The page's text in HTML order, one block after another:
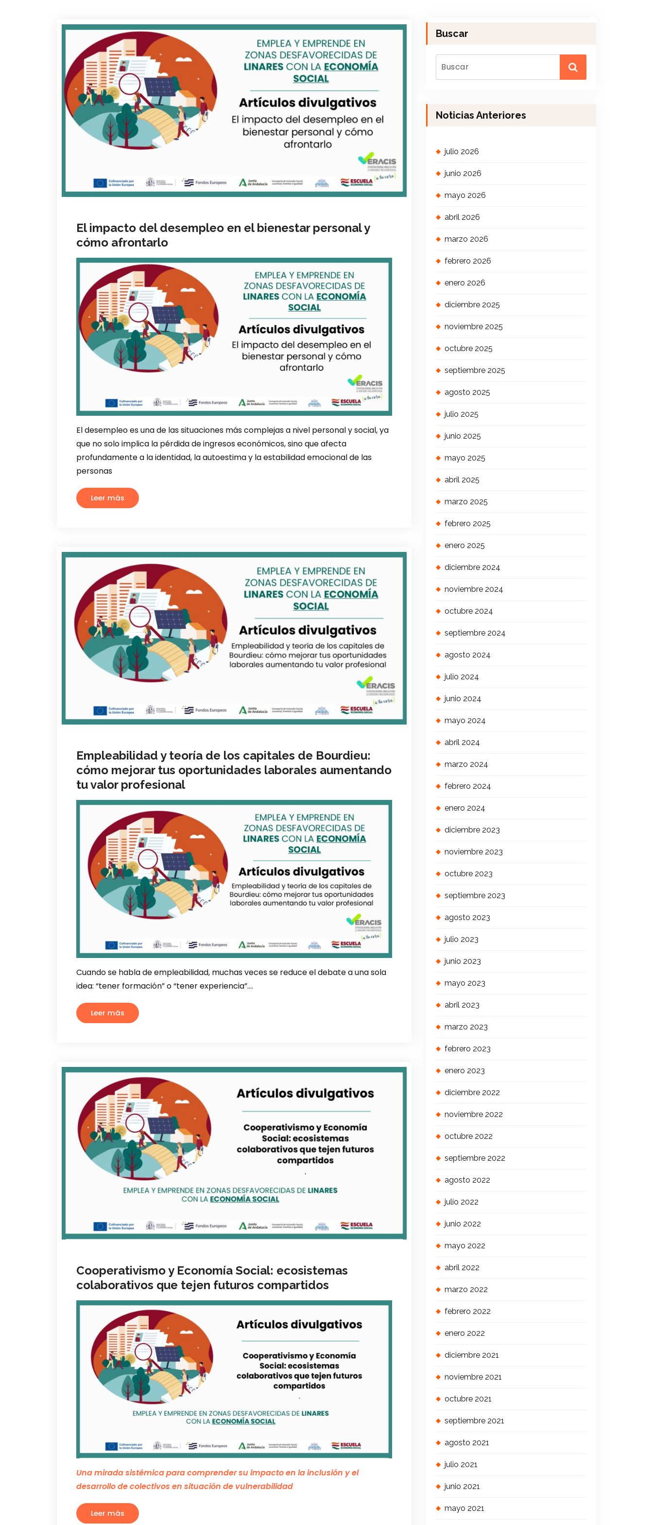
El impacto del desempleo en el bienestar personal y
cómo afrontarlo
El desempleo es una de las situaciones más complejas a nivel personal y social, ya
que no solo implica la pérdida de ingresos económicos, sino que afecta
profundamente a la identidad, la autoestima y la estabilidad emocional de las
personas
Leer más
Empleabilidad y teoría de los capitales de Bourdieu:
cómo mejorar tus oportunidades laborales aumentando
tu valor profesional
Cuando se habla de empleabilidad, muchas veces se reduce el debate a una sola
idea: “tener formación” o “tener experiencia”….
Leer más
Cooperativismo y Economía Social: ecosistemas
colaborativos que tejen futuros compartidos
Una mirada sistémica para comprender su impacto en la inclusión y el
desarrollo de colectivos en situación de vulnerabilidad
Leer más
Buscar
Noticias Anteriores
julio 2026
junio 2026
mayo 2026
abril 2026
marzo 2026
febrero 2026
enero 2026
diciembre 2025
noviembre 2025
octubre 2025
septiembre 2025
agosto 2025
julio 2025
junio 2025
mayo 2025
abril 2025
marzo 2025
febrero 2025
enero 2025
diciembre 2024
noviembre 2024
octubre 2024
septiembre 2024
agosto 2024
julio 2024
junio 2024
mayo 2024
abril 2024
marzo 2024
febrero 2024
enero 2024
diciembre 2023
noviembre 2023
octubre 2023
septiembre 2023
agosto 2023
julio 2023
junio 2023
mayo 2023
abril 2023
marzo 2023
febrero 2023
enero 2023
diciembre 2022
noviembre 2022
octubre 2022
septiembre 2022
agosto 2022
julio 2022
junio 2022
mayo 2022
abril 2022
marzo 2022
febrero 2022
enero 2022
diciembre 2021
noviembre 2021
octubre 2021
septiembre 2021
agosto 2021
julio 2021
junio 2021
mayo 2021